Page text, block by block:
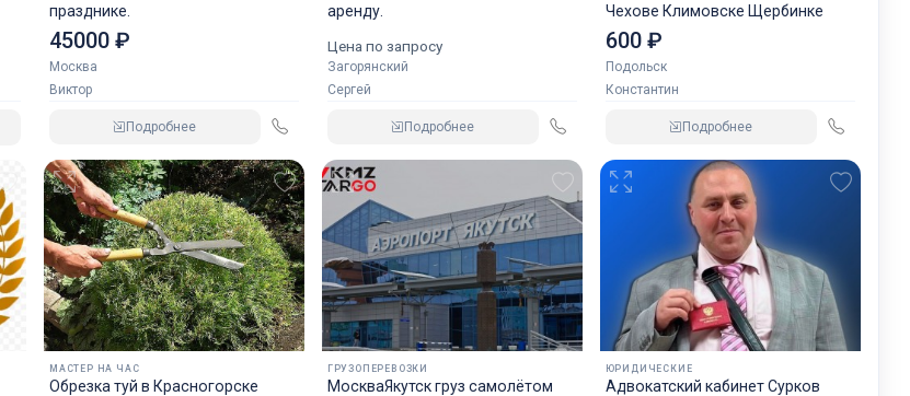
празднике.
45000 ₽
Москва
Виктор
Подробнее
аренду.
Цена по запросу
Загорянский
Сергей
Подробнее
Чехове Климовске Щербинке
600 ₽
Подольск
Константин
Подробнее
МАСТЕР НА ЧАС
Обрезка туй в Красногорске
ГРУЗОПЕРЕВОЗКИ
МоскваЯкутск груз самолётом
ЮРИДИЧЕСКИЕ
Адвокатский кабинет Сурков